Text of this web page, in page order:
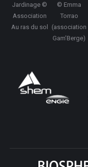
Jardinage ©
Association
Au ras du sol
© Emma
Torrao
(association
Gam’Berge)